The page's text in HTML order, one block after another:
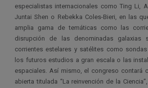
especialistas internacionales como Ting Li,
Juntai Shen o Rebekka Coles-Bieri, en las
amplia gama de temáticas como las
disrupción de las denominadas galaxias
corrientes estelares y satélites como
los futuros estudios a gran escala o las
espaciales. Así mismo, el congreso contará
abierta titulada “La reinvención de la